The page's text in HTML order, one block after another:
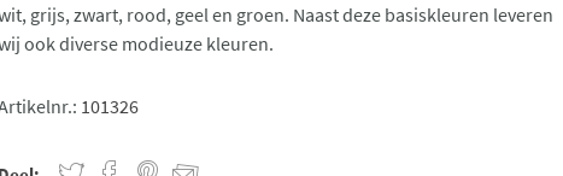
grijs, zwart, rood, geel en groen. Naast deze basiskleuren leveren
ook diverse modieuze kleuren.
101326